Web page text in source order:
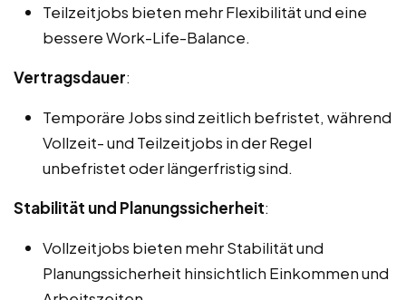
Teilzeitjobs bieten mehr Flexibilität und eine
bessere Work-Life-Balance.
Vertragsdauer:
Temporäre Jobs sind zeitlich befristet, während
Vollzeit- und Teilzeitjobs in der Regel
unbefristet oder längerfristig sind.
Stabilität und Planungssicherheit:
Vollzeitjobs bieten mehr Stabilität und
Planungssicherheit hinsichtlich Einkommen und